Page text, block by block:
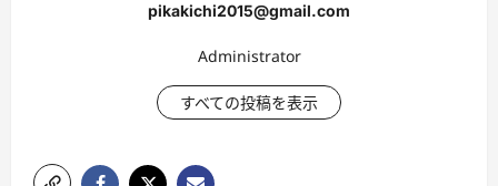
pikakichi2015@gmail.com
Administrator
すべての投稿を表示